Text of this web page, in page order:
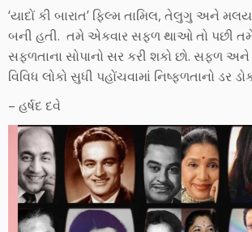
‘યાદોં કી બારાત’ ફિલ્મ તામિલ, તેલુગુ અને
બની હતી. તમે એકવાર સફળ થાઓ તો પછી
સફળતાના સોપાનો સર કરી શકો છો. સફળ અને
વિવિધ લોકો સુધી પહોંચવામાં નિષ્ફળતાનો ડર
– હર્ષદ દવે